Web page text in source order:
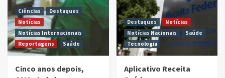
Ciências
Destaques
Notícias
Notícias Internacionais
Reportagens
Saúde
Cinco anos depois,
Destaques
Notícias
Notícias Nacionais
Saúde
Tecnologia
Aplicativo Receita